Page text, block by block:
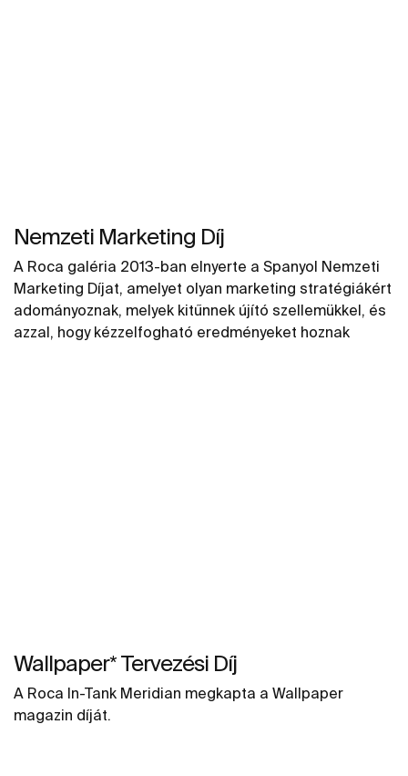
Nemzeti Marketing Díj
A Roca galéria 2013-ban elnyerte a Spanyol Nemzeti
Marketing Díjat, amelyet olyan marketing stratégiákért
adományoznak, melyek kitűnnek újító szellemükkel, és
azzal, hogy kézzelfogható eredményeket hoznak
Wallpaper* Tervezési Díj
A Roca In-Tank Meridian megkapta a Wallpaper
magazin díját.